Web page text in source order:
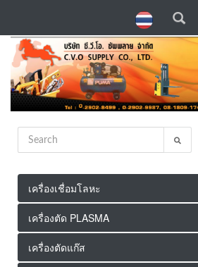
เครื่องเชื่อมโลหะ
เครื่องตัด PLASMA
เครื่องตัดแก๊ส